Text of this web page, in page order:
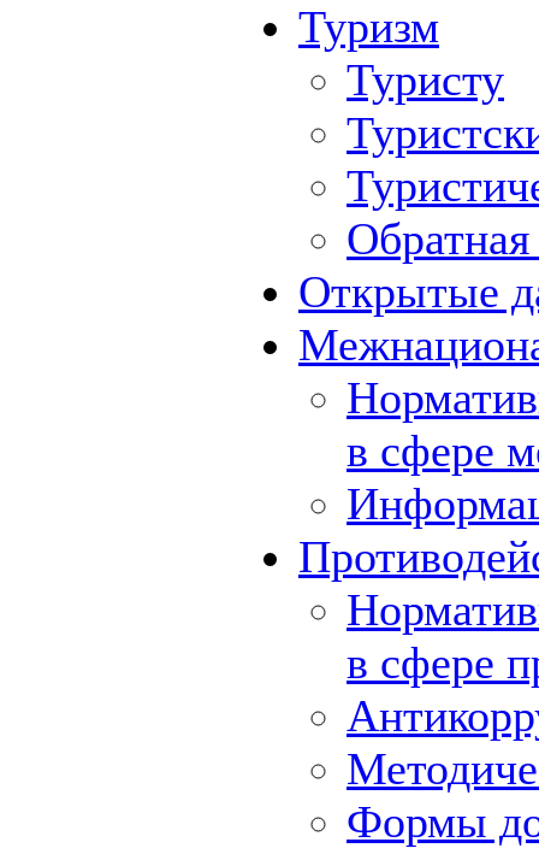
Туризм
Туристу
Обратная
Открытые
в сфере
в сфере
Формы